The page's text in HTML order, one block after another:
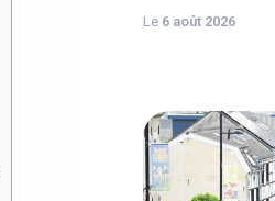
Le 6 août 2026